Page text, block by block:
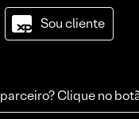
Sou cliente
Clique no